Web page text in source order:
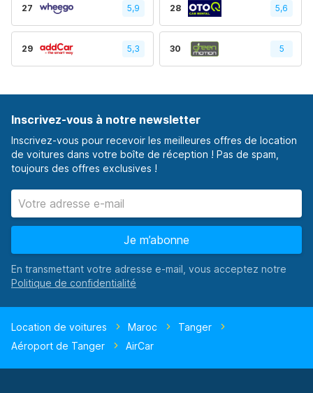
27 5,9 28 5,6
29 5,3 30 5
Inscrivez-vous à notre newsletter
Inscrivez-vous pour recevoir les meilleures offres de location
de voitures dans votre boîte de réception ! Pas de spam,
toujours des offres exclusives !
Je m’abonne
En transmettant votre adresse e-mail, vous acceptez notre
Location de voitures Maroc
Tanger
Aéroport de Tanger
AirCar